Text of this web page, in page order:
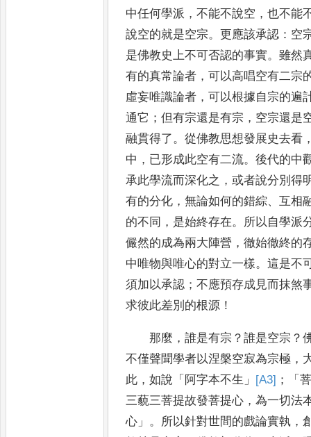
中任何學派 ，不能不說空 ，也不能
說空的就是空宗。更應該承認 ： 空
是佛教史上不可否認的事實。雖然
有的真常論者 ，可以高唱空有二宗
虛妄唯識論者 ，可以根據自宗的遍
通它 ；但有宗還是有宗 ， 空宗還是
融貫得了。從佛教思想發展史去看
中 ， 已形成此空有二流。後代的中
承此學流而深化之 ，或者說分別得
有的分化 ，無論如何的錯綜、互相
的不同 ， 是始終存在。 所以自學派
儼然的成為兩大陣營 ，徹始徹終的
中唯物與唯心的對立一樣。這是不
須加以承認 ；不應預存成見而抹煞
求彼此差別的根源 ！
那麼 ，誰是有宗 ？誰是空宗 ？
不僅聲聞學者以涅槃空寂為宗極 ，
此 ，如說 「 阿字本不生 」 [A3] ； 「
三藐三菩提故發菩提心 ，為一切法
心 」 。 所以針對世間的戲論實執 ，